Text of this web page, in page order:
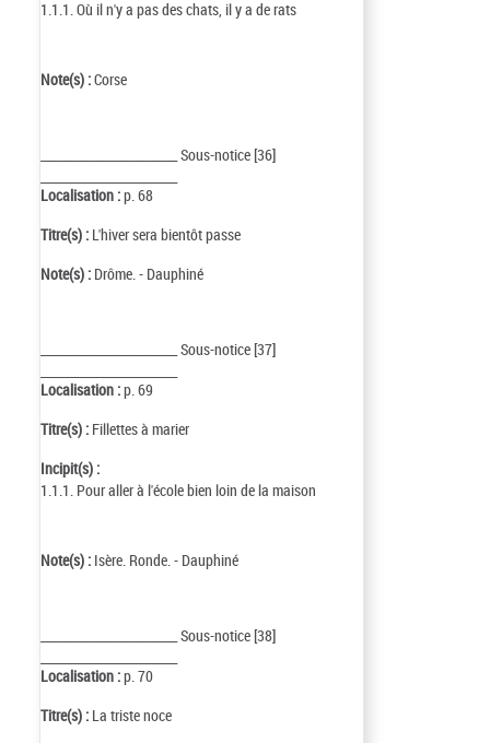
1.1.1. Où il n'y a pas des chats, il y a de rats
Note(s) :Corse
_________________________ Sous-notice [36]
Localisation :p. 68
Titre(s) : L'hiver sera bientôt passe
Note(s) : Drôme. - Dauphiné
_________________________ Sous-notice [37]
Localisation :p. 69
Titre(s) : Fillettes à marier
Incipit(s) :
1.1.1. Pour aller à l'école bien loin de la maison
Note(s) : Isère. Ronde. - Dauphiné
_________________________ Sous-notice [38]
Localisation :p. 70
Titre(s) : La triste noce